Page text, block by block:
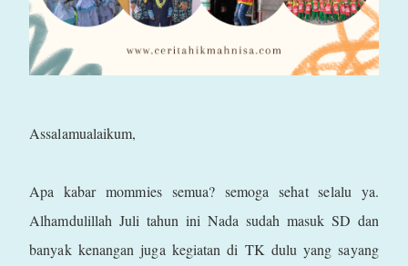
Assalamualaikum,
Apa kabar mommies semua? semoga sehat selalu ya.
Alhamdulillah Juli tahun ini Nada sudah masuk SD dan
banyak kenangan juga kegiatan di TK dulu yang sayang